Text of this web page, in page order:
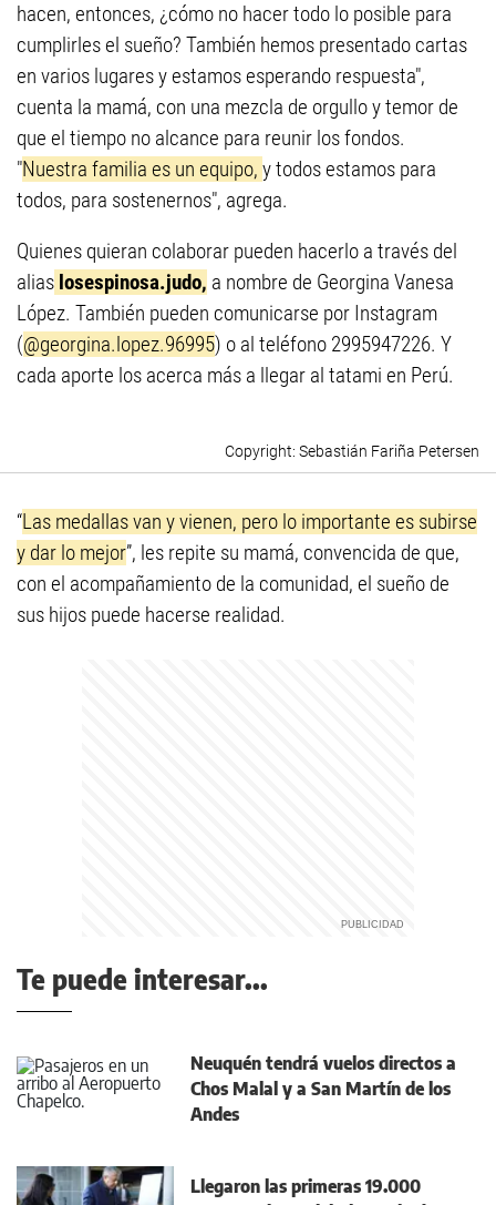
hacen, entonces, ¿cómo no hacer todo lo posible para
cumplirles el sueño? También hemos presentado cartas
en varios lugares y estamos esperando respuesta",
cuenta la mamá, con una mezcla de orgullo y temor de
que el tiempo no alcance para reunir los fondos.
"Nuestra familia es un equipo, y todos estamos para
todos, para sostenernos", agrega.
Quienes quieran colaborar pueden hacerlo a través del
alias losespinosa.judo, a nombre de Georgina Vanesa
López. También pueden comunicarse por Instagram
(@georgina.lopez.96995) o al teléfono 2995947226. Y
cada aporte los acerca más a llegar al tatami en Perú.
Sebastián Fariña Petersen
“Las medallas van y vienen, pero lo importante es subirse
y dar lo mejor”, les repite su mamá, convencida de que,
con el acompañamiento de la comunidad, el sueño de
sus hijos puede hacerse realidad.
Te puede interesar...
Neuquén tendrá vuelos directos a
Chos Malal y a San Martín de los
Andes
Llegaron las primeras 19.000